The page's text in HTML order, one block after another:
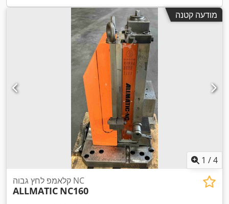
מודעה קטנה
1 /4
קלאמפ לחץ גבוה NC
ALLMATIC NC160